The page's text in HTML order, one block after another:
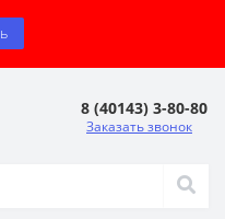
8 (40143) 3-80-80
Заказать звонок